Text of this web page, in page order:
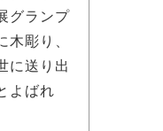
グランプ
木彫り、
に送り出
よばれ